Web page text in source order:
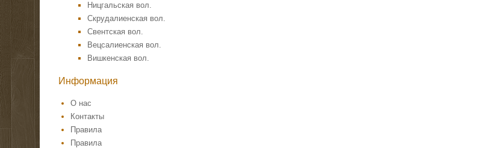
Ницгальская вол.
Скрудалиенская вол.
Свентская вол.
Вецсалиенская вол.
Вишкенская вол.
Информация
О нас
Контакты
Правила
Правила